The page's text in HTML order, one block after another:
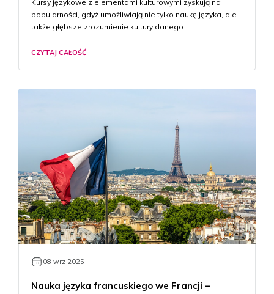
Kursy językowe z elementami kulturowymi zyskują na
popularności, gdyż umożliwiają nie tylko naukę języka, ale
także głębsze zrozumienie kultury danego…
CZYTAJ CAŁOŚĆ
08 wrz 2025
Nauka języka francuskiego we Francji –